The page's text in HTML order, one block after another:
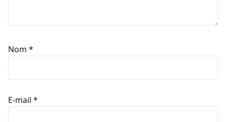
Nom *
E-mail *